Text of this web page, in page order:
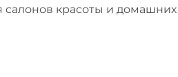
салонов красоты и домашних